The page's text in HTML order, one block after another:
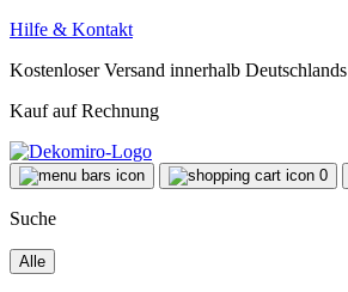
Hilfe & Kontakt
Kostenloser Versand innerhalb Deutschlands
Kauf auf Rechnung
0
Suche
Alle